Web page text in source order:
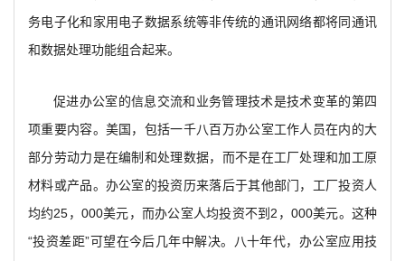
务电子化和家用电子数据系统等非传统的通讯网络都将同通讯
和数据处理功能组合起来。
促进办公室的信息交流和业务管理技术是技术变革的第四
项重要内容。美国，包括一千八百万办公室工作人员在内的大
部分劳动力是在编制和处理数据，而不是在工厂处理和加工原
材料或产品。办公室的投资历来落后于其他部门，工厂投资人
均约25，000美元，而办公室人均投资不到2，000美元。这种
“投资差距”可望在今后几年中解决。八十年代，办公室应用技